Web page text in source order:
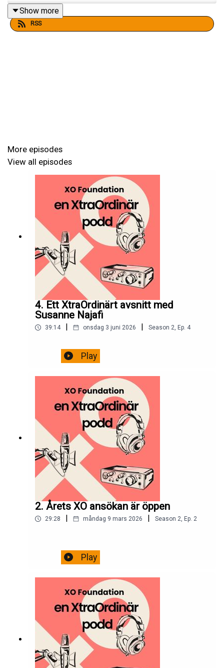
Show more
RSS
More episodes
View all episodes
4. Ett XtraOrdinärt avsnitt med
Susanne Najafi
39:14 onsdag 3 juni 2026 Season 2, Ep. 4
Play
2. Årets XO ansökan är öppen
29:28 måndag 9 mars 2026 Season 2, Ep. 2
Play